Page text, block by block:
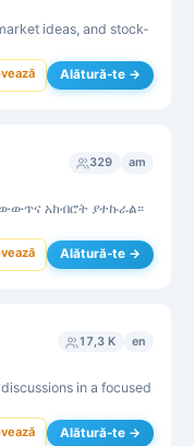
ideas, and stock-
Alătură-te →
329 am
አክብሮት ያተኩራል።
Alătură-te →
17,3 K en
in a focused
Alătură-te →